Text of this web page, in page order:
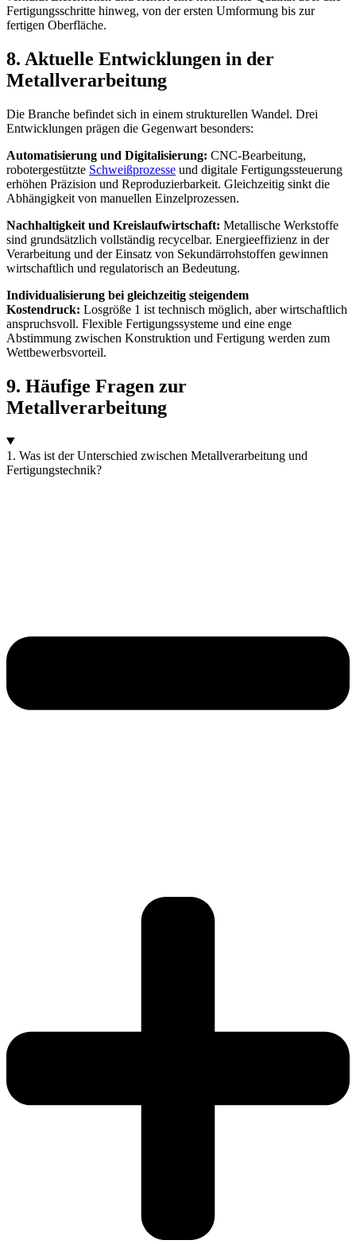
Fertigungsschritte hinweg, von der ersten Umformung bis zur
fertigen Oberfläche.
8. Aktuelle Entwicklungen in der
Metallverarbeitung
Die Branche befindet sich in einem strukturellen Wandel. Drei
Entwicklungen prägen die Gegenwart besonders:
Automatisierung und Digitalisierung: CNC-Bearbeitung,
robotergestützte Schweißprozesse und digitale Fertigungssteuerung
erhöhen Präzision und Reproduzierbarkeit. Gleichzeitig sinkt die
Abhängigkeit von manuellen Einzelprozessen.
Nachhaltigkeit und Kreislaufwirtschaft: Metallische Werkstoffe
sind grundsätzlich vollständig recycelbar. Energieeffizienz in der
Verarbeitung und der Einsatz von Sekundärrohstoffen gewinnen
wirtschaftlich und regulatorisch an Bedeutung.
Individualisierung bei gleichzeitig steigendem
Kostendruck: Losgröße 1 ist technisch möglich, aber wirtschaftlich
anspruchsvoll. Flexible Fertigungssysteme und eine enge
Abstimmung zwischen Konstruktion und Fertigung werden zum
Wettbewerbsvorteil.
9. Häufige Fragen zur
Metallverarbeitung
1. Was ist der Unterschied zwischen Metallverarbeitung und
Fertigungstechnik?